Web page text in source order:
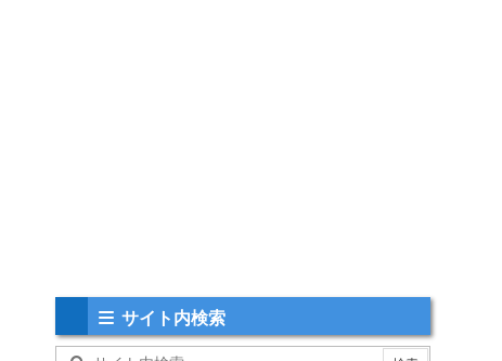
サイト内検索